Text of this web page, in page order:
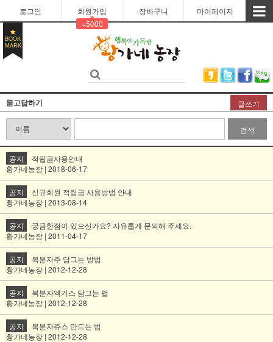
로그인
회원가입
+5000
장바구니 마이페이지
BOOK
MARK
묻고답하기 글쓰기
검색
공지
적립금사용안내
황가네농장 | 2018-06-17
공지
신규회원 적립금 사용방법 안내
황가네농장 | 2013-08-14
공지
궁금한점이 있으신가요? 자유롭게 문의해 주세요.
황가네농장 | 2011-04-17
공지
복분자주 담그는 방법
황가네농장 | 2012-12-28
공지
복분자엑기스 담그는 법
황가네농장 | 2012-12-28
공지
복분자쥬스 만드는 법
황가네농장 | 2012-12-28